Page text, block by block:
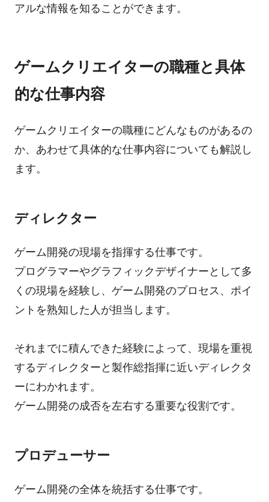
アルな情報を知ることができます。
ゲームクリエイターの職種と具体
的な仕事内容
ゲームクリエイターの職種にどんなものがあるの
か、あわせて具体的な仕事内容についても解説し
ます。
ディレクター
ゲーム開発の現場を指揮する仕事です。
プログラマーやグラフィックデザイナーとして多
くの現場を経験し、ゲーム開発のプロセス、ポイ
ントを熟知した人が担当します。
それまでに積んできた経験によって、現場を重視
するディレクターと製作総指揮に近いディレクタ
ーにわかれます。
ゲーム開発の成否を左右する重要な役割です。
プロデューサー
ゲーム開発の全体を統括する仕事です。